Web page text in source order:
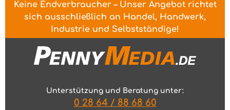
Keine Endverbraucher – Unser Angebot richtet
sich ausschließlich an Handel, Handwerk,
Industrie und Selbstständige!
Unterstützung und Beratung unter:
0 28 64 / 88 68 60